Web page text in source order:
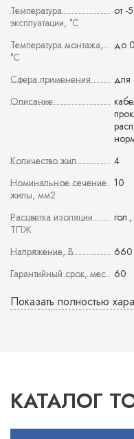
Температура
эксплуатации, °С
от -
Температура монтажа,
°С
до
Сфера применения
для
Описание
Количество жил
4
Номинальное сечение
жилы, мм2
10
Расцветка изоляции
ТПЖ
Напряжение, В
660
Гарантийный срок, мес
60
Показать полностью
КАТАЛОГ